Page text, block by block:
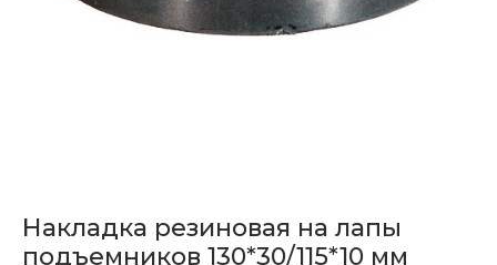
Накладка резиновая на лапы
подъемников 130*30/115*10 мм